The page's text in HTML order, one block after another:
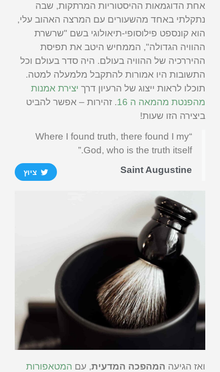
אחת הדוגמאות ההיסטוריות המרתקות, שבה
נתקלתי באחד מהשעורים עם המרצה האהוב עלי,
הוא קונספט פילוסופי-תיאולוגי בשם "שרשרת
ההוויה הגדולה", הממחיש היטב את תפיסת
ההיררכיה של ההוויה בעולם. היה סדר בעולם וכל
התשובות היו אמורות להתקבל מלמעלה למטה.
תוכלו לראות ייצוג של הרעיון דרך יצירת אמנות
מהפנטת מהמאה ה 16
. זהירות – אפשר להביט
ביצירה הזו שעות!
“Where I found truth, there found I my
God, who is the truth itself.”
Saint Augustine
ציוץ
ואז הגיעה המהפכה המדעית, עם המטאפורות